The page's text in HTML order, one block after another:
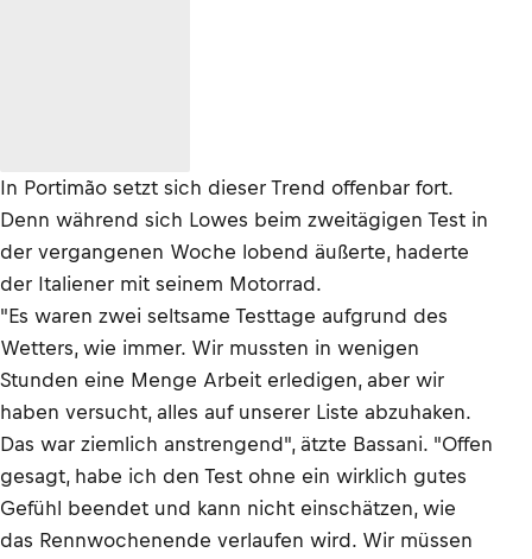
In Portimão setzt sich dieser Trend offenbar fort.
Denn während sich Lowes beim zweitägigen Test in
der vergangenen Woche lobend äußerte, haderte
der Italiener mit seinem Motorrad.
"Es waren zwei seltsame Testtage aufgrund des
Wetters, wie immer. Wir mussten in wenigen
Stunden eine Menge Arbeit erledigen, aber wir
haben versucht, alles auf unserer Liste abzuhaken.
Das war ziemlich anstrengend", ätzte Bassani. "Offen
gesagt, habe ich den Test ohne ein wirklich gutes
Gefühl beendet und kann nicht einschätzen, wie
das Rennwochenende verlaufen wird. Wir müssen